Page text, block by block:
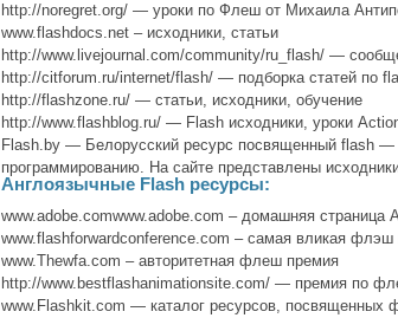
http://noregret.org/ — уроки по Флеш от Михаила
www.flashdocs.net – исходники, статьи
http://www.livejournal.com/community/ru_flash/ —
http://citforum.ru/internet/flash/ — подборка статей по
http://flashzone.ru/ — статьи, исходники, обучение
http://www.flashblog.ru/ — Flash исходники, уроки
Flash.by — Белорусский ресурс посвященный flash —
программированию. На сайте представлены
Англоязычные Flash ресурсы:
www.adobe.comwww.adobe.com – домашняя страница
www.flashforwardconference.com – самая вликая флэш
www.Thewfa.com – авторитетная флеш премия
http://www.bestflashanimationsite.com/ — премия по
www.Flashkit.com — каталог ресурсов, посвященных